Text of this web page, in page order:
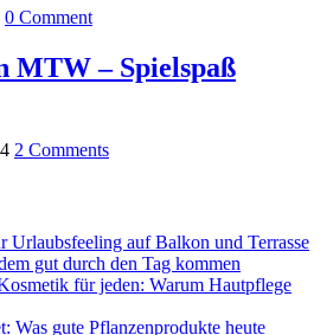
0 Comment
MTW – Spielspaß
2 Comments
Urlaubsfeeling auf Balkon und Terrasse
gut durch den Tag kommen
für jeden: Warum Hautpflege
Was gute Pflanzenprodukte heute